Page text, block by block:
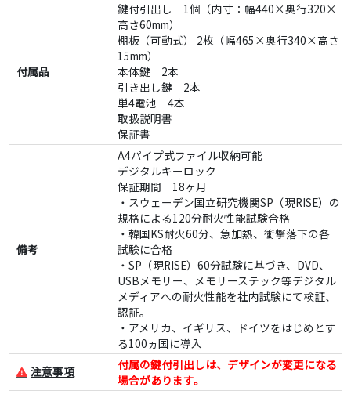
付属品
鍵付引出し 1個（内寸：幅440×奥行320×
高さ60mm）
棚板（可動式） 2枚（幅465×奥行340×高さ
15mm）
本体鍵 2本
引き出し鍵 2本
単4電池 4本
取扱説明書
保証書
備考
A4パイプ式ファイル収納可能
デジタルキーロック
保証期間 18ヶ月
・スウェーデン国立研究機関SP（現RISE）の
規格による120分耐火性能試験合格
・韓国KS耐火60分、急加熱、衝撃落下の各
試験に合格
・SP（現RISE）60分試験に基づき、DVD、
USBメモリー、メモリーステック等デジタル
メディアへの耐火性能を社内試験にて検証、
認証。
・アメリカ、イギリス、ドイツをはじめとす
る100ヵ国に導入
注意事項
付属の鍵付引出しは、デザインが変更になる
場合があります。